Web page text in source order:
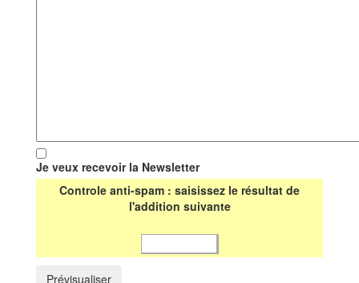
Je veux recevoir la Newsletter
Controle anti-spam : saisissez le résultat de
l'addition suivante